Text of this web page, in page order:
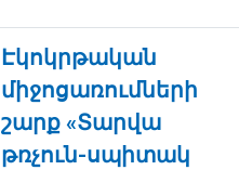
Էկոկրթական
միջոցառումների
շարք «Տարվա
թռչուն-սպիտակ